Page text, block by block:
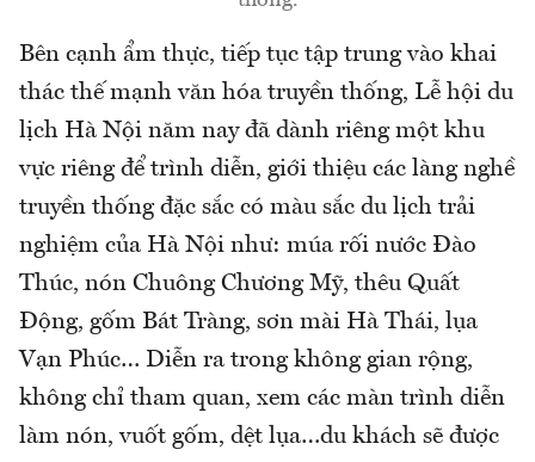
Bên cạnh ẩm thực, tiếp tục tập trung vào khai
thác thế mạnh văn hóa truyền thống, Lễ hội du
lịch Hà Nội năm nay đã dành riêng một khu
vực riêng để trình diễn, giới thiệu các làng nghề
truyền thống đặc sắc có màu sắc du lịch trải
nghiệm của Hà Nội như: múa rối nước Đào
Thúc, nón Chuông Chương Mỹ, thêu Quất
Động, gốm Bát Tràng, sơn mài Hà Thái, lụa
Vạn Phúc… Diễn ra trong không gian rộng,
không chỉ tham quan, xem các màn trình diễn
làm nón, vuốt gốm, dệt lụa…du khách sẽ được